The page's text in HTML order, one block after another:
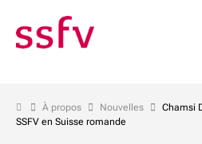
À propos Nouvelles
Chamsi
SSFV en Suisse romande